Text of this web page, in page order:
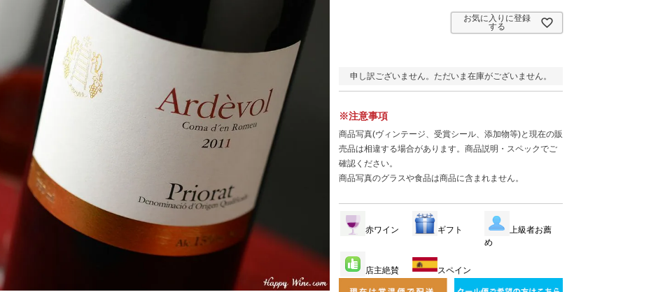
お気に入りに登録
する
申し訳ございません。ただいま在庫がございません。
※注意事項
商品写真(ヴィンテージ、受賞シール、添加物等)と現在の販
売品は相違する場合があります。商品説明・スペックでご
確認ください。
商品写真のグラスや食品は商品に含まれません。
赤ワイン ギフト
上級者お薦
め
店主絶賛 スペイン